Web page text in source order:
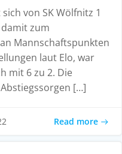
von SK Wölfnitz 1
zum
Mannschaftspunkten
laut Elo, war
mit 6 zu 2. Die
[…]
Read more